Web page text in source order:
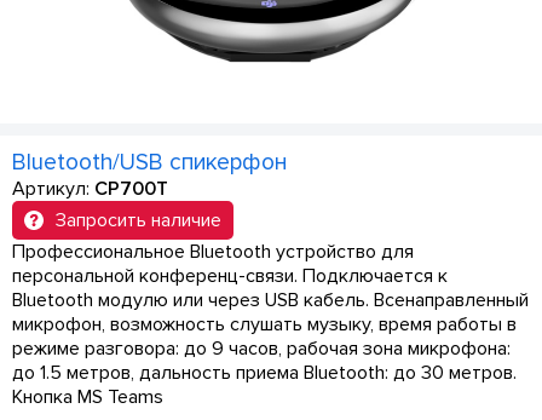
Bluetooth/USB спикерфон
Артикул: CP700T
Запросить наличие
Профессиональное Bluetooth устройство для
персональной конференц-связи. Подключается к
Bluetooth модулю или через USB кабель. Всенаправленный
микрофон, возможность слушать музыку, время работы в
режиме разговора: до 9 часов, рабочая зона микрофона:
до 1.5 метров, дальность приема Bluetooth: до 30 метров.
Кнопка MS Teams